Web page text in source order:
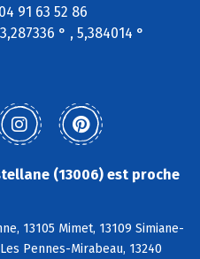
04 91 63 52 86
° , 5,384014 °
(13006) est proche
13105 Mimet, 13109 Simiane-
Pennes-Mirabeau, 13240